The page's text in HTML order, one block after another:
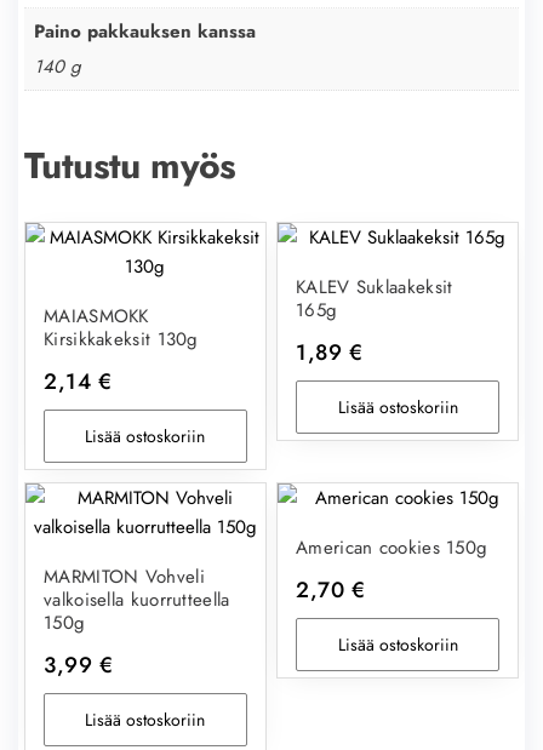
Paino pakkauksen kanssa
140 g
Tutustu myös
MAIASMOKK
Kirsikkakeksit 130g
2,14 €
Lisää ostoskoriin
KALEV Suklaakeksit
165g
1,89 €
Lisää ostoskoriin
MARMITON Vohveli
valkoisella kuorrutteella
150g
3,99 €
Lisää ostoskoriin
American cookies 150g
2,70 €
Lisää ostoskoriin